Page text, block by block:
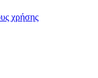
χρήσης